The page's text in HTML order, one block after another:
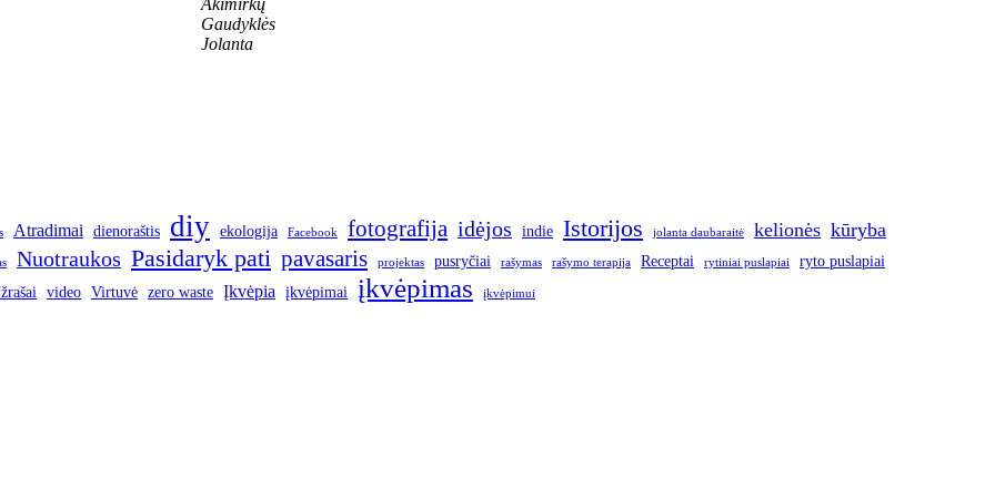
Gaudyklės
Jolanta
Atradimai dienoraštis diy ekologija Facebook fotografija idėjos indie Istorijos jolanta daubaraitė kelionės kūryba
Nuotraukos Pasidaryk pati pavasaris projektas pusryčiai rašymas rašymo terapija Receptai rytiniai puslapiai ryto puslapiai
video Virtuvė zero waste Įkvėpia įkvėpimai įkvėpimas įkvėpimui